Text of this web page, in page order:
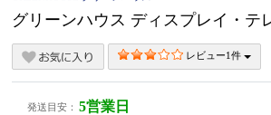
グリーンハウス ディスプレイ・テ
レビュー1件
発送目安： 5営業日